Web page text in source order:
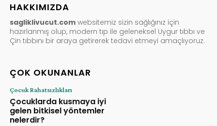
HAKKIMIZDA
sagliklivucut.com websitemiz sizin sağlığınız için
hazırlanmış olup, modern tıp ile geleneksel Uygur tıbbı ve
Çin tıbbını bir araya getirerek tedavi etmeyi amaçlıyoruz.
ÇOK OKUNANLAR
Çocuk Rahatsızlıkları
Çocuklarda kusmaya iyi
gelen bitkisel yöntemler
nelerdir?